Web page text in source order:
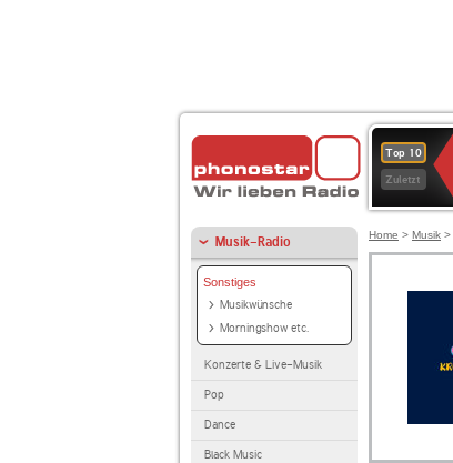
Top 10
Zuletzt
Musik-Radio
Sonstiges
Musikwünsche
Morningshow etc.
Konzerte & Live-Musik
Pop
Dance
Black Music
Home > Musik >